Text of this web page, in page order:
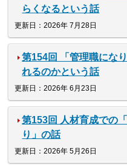
らくなるという話
更新日：2026年 7月28日
第154回 「管理職にな
れるのかという話
更新日：2026年 6月23日
第153回 人材育成での
り」の話
更新日：2026年 5月26日